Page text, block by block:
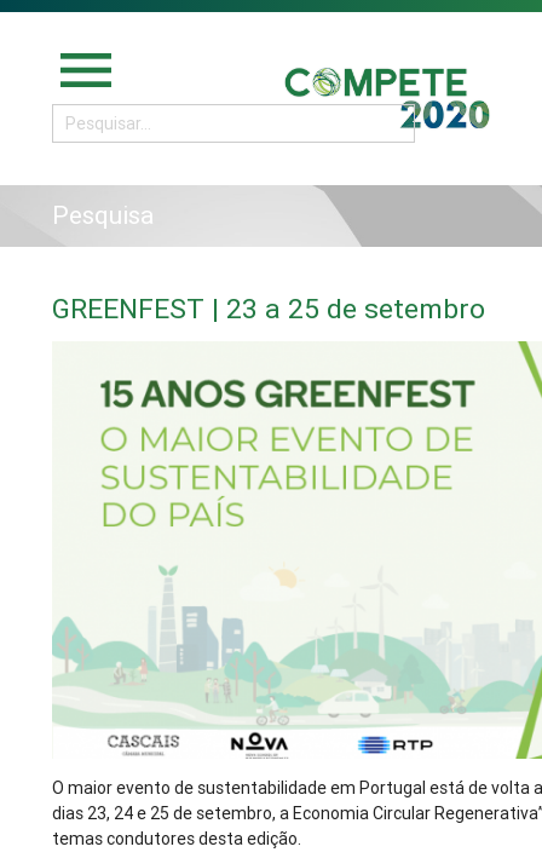
menu
Pesquisa
GREENFEST | 23 a 25 de setembro
O maior evento de sustentabilidade em Portugal está de volta
dias 23, 24 e 25 de setembro, a Economia Circular
temas condutores desta edição.